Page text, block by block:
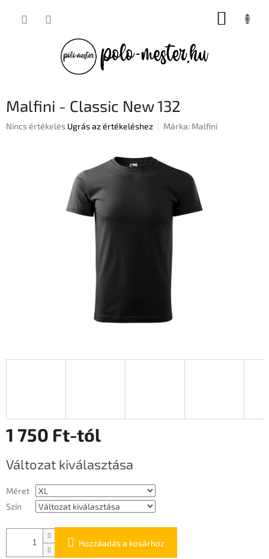
KOSÁR
Malfini - Classic New 132
A
Nincs értékelés Ugrás az értékeléshez Márka: Malfini
1 750 Ft-tól
Változat kiválasztása
Méret
Szín
Hozzáadás a kosárhoz